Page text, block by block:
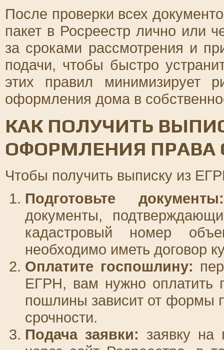
После проверки всех
пакет в Росреестр лично или
за сроками рассмотрения и
подачи, чтобы быстро
этих правил минимизирует
оформления дома в
КАК ПОЛУЧИТЬ
ОФОРМЛЕНИЯ ПРАВА
Чтобы получить выписку из
Подготовьте документы:
документы,
кадастровый номер
необходимо иметь договор
Оплатите госпошлину:
ЕГРН, вам нужно оплатить
пошлины зависит от формы
срочности.
Подача заявки: заявку на